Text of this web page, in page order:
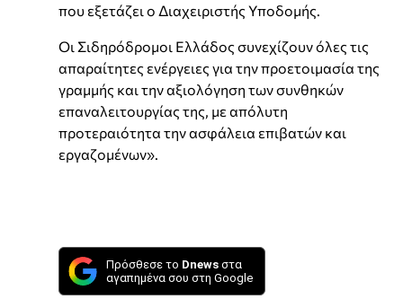
που εξετάζει ο Διαχειριστής Υποδομής.
Οι Σιδηρόδρομοι Ελλάδος συνεχίζουν όλες τις
απαραίτητες ενέργειες για την προετοιμασία της
γραμμής και την αξιολόγηση των συνθηκών
επαναλειτουργίας της, με απόλυτη
προτεραιότητα την ασφάλεια επιβατών και
εργαζομένων».
Πρόσθεσε το Dnews στα
αγαπημένα σου στη Google